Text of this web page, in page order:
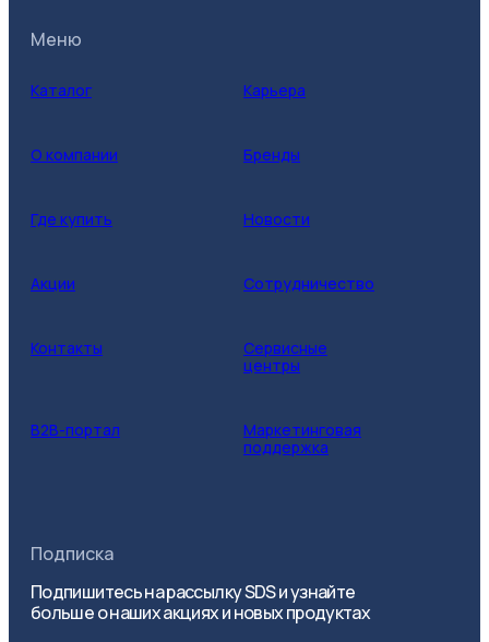
Меню
Каталог Карьера
О компании Бренды
Где купить Новости
Акции Сотрудничество
Контакты
Сервисные
центры
B2B-портал
Маркетинговая
поддержка
Подписка
Подпишитесь на рассылку SDS и узнайте
больше о наших акциях и новых продуктах